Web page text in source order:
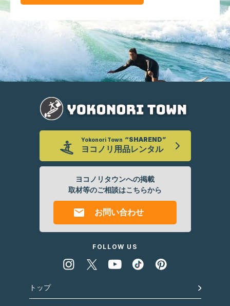
Yokonori Town “SHAREND”
ヨコノリ 用品レンタル
ヨコノリタウンへの掲載
取材等のご相談はこちらから
お問い合わせ
FOLLOW US
トップ